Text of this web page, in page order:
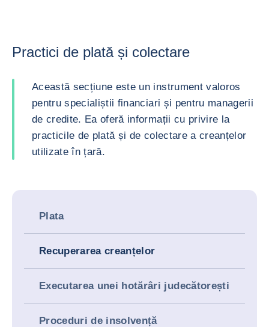
Practici de plată și colectare
Această secțiune este un instrument valoros
pentru specialiștii financiari și pentru managerii
de credite. Ea oferă informații cu privire la
practicile de plată și de colectare a creanțelor
utilizate în țară.
Plata
Recuperarea creanțelor
Executarea unei hotărâri judecătorești
Proceduri de insolvență